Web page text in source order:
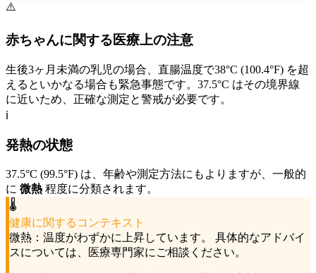
⚠️
赤ちゃんに関する医療上の注意
生後3ヶ月未満の乳児の場合、直腸温度で38°C (100.4°F) を超
えるといかなる場合も緊急事態です。37.5°C はその境界線
に近いため、正確な測定と警戒が必要です。
ℹ️
発熱の状態
37.5°C (99.5°F) は、年齢や測定方法にもよりますが、一般的
に 微熱 程度に分類されます。
🌡️
健康に関するコンテキスト
微熱：温度がわずかに上昇しています。
具体的なアドバイ
スについては、医療専門家にご相談ください。